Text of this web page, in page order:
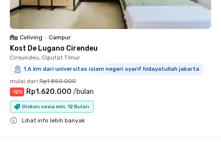
Coliving • Campur
Kost De Lugano Cirendeu
Cireundeu, Ciputat Timur
1.6 km dari universitas islam negeri syarif hidayatullah jakarta
mulai dari Rp1.850.000
-12% Rp1.620.000 /bulan
Diskon sewa min. 12 Bulan
Lihat info lebih banyak